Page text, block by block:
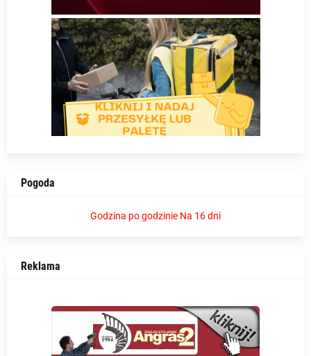
Pogoda
Godzina po godzinie Na 16 dni
Reklama